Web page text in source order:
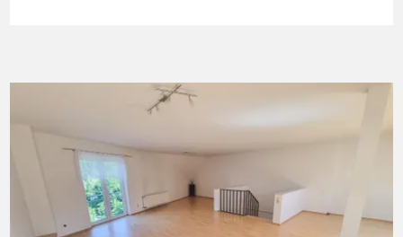
Damit liegt das Mietniveau deutlich unter dem ortsüblichen